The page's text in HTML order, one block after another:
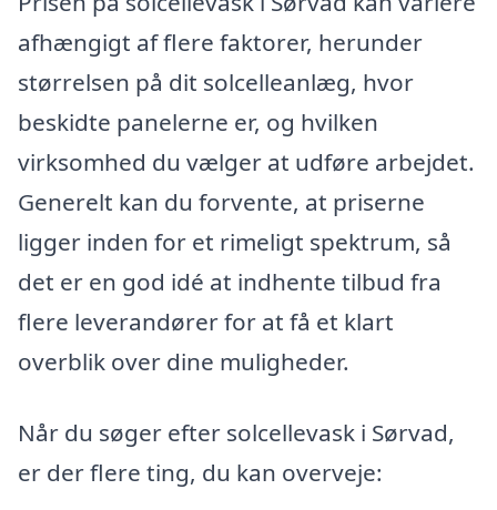
afhængigt af flere faktorer, herunder
størrelsen på dit solcelleanlæg, hvor
beskidte panelerne er, og hvilken
virksomhed du vælger at udføre arbejdet.
Generelt kan du forvente, at priserne
ligger inden for et rimeligt spektrum, så
det er en god idé at indhente tilbud fra
flere leverandører for at få et klart
overblik over dine muligheder.
Når du søger efter solcellevask i Sørvad,
er der flere ting, du kan overveje: